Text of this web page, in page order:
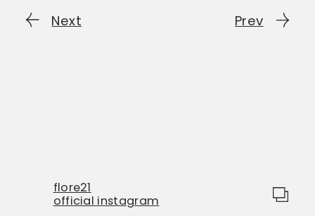
Next Prev
flore21
official instagram